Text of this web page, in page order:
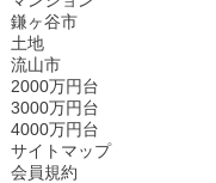
鎌ヶ谷市
土地
流山市
2000万円台
3000万円台
4000万円台
サイトマップ
会員規約